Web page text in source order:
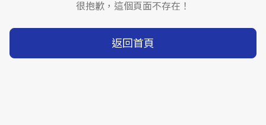
很抱歉，這個頁面不存在！
返回首頁